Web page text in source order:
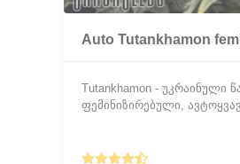
Auto Tutankhamon
Tutankhamon - უკრაინული
ფემინიზირებული,
შესანიშნავი გენეტიკა